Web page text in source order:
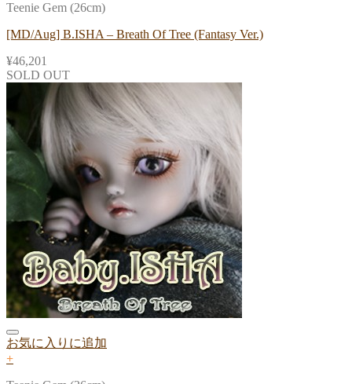
Teenie Gem (26cm)
[MD/Aug] B.ISHA – Breath Of Tree (Fantasy Ver.)
¥46,201
SOLD OUT
お気に入りに追加
+